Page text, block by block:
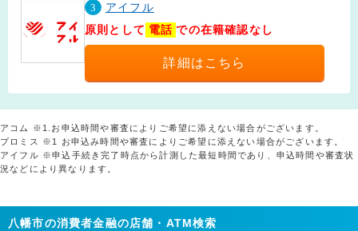
3
アイフル
原則として 電話 での在籍確認なし
詳細はこちら
アコム ※1.お申込時間や審査によりご希望に添えない場合がございます。
プロミス ※1 お申込み時間や審査によりご希望に添えない場合がございます。
アイフル ※申込手続き完了時点から計測した最短時間であり、申込時間や審査状
況などにより異なります。
八幡市の消費者金融の店舗・ATM検索